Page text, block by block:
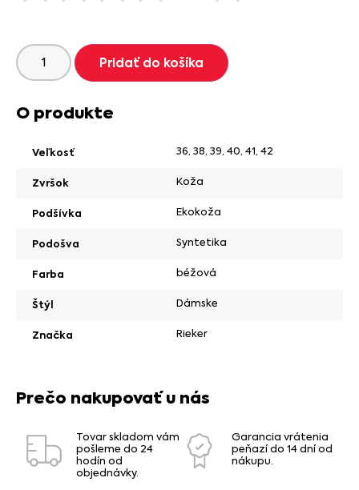
Pridať do košíka
O produkte
Veľkosť 36, 38, 39, 40, 41, 42
Zvršok Koža
Podšívka Ekokoža
Podošva Syntetika
Farba béžová
Štýl Dámske
Značka Rieker
Prečo nakupovať u nás
Tovar skladom vám
pošleme do 24
hodín od
objednávky.
Garancia vrátenia
peňazí do 14 dní od
nákupu.